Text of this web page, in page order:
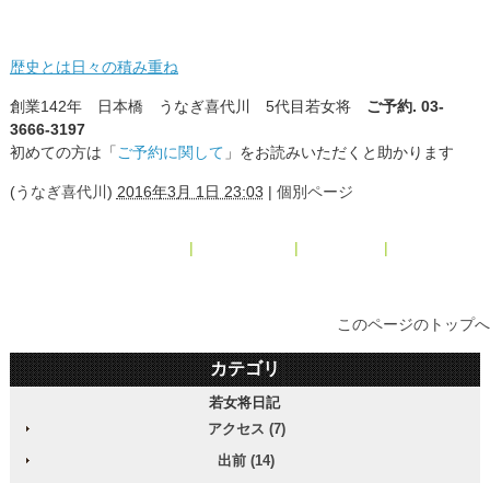
歴史とは日々の積み重ね
創業142年 日本橋 うなぎ喜代川 5代目若女将 ご予約. 03-
3666-3197
初めての方は「ご予約に関して 」をお読みいただくと助かります
(うなぎ喜代川 ) 2016年3月 1日 23:03 | 個別ページ
| | |
このページのトップへ
カテゴリ
若女将日記
アクセス (7)
出前 (14)